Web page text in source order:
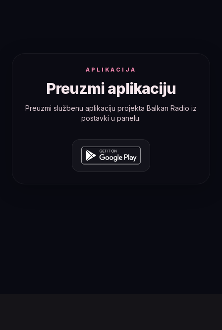
APLIKACIJA
Preuzmi aplikaciju
Preuzmi službenu aplikaciju projekta Balkan Radio iz
postavki u panelu.